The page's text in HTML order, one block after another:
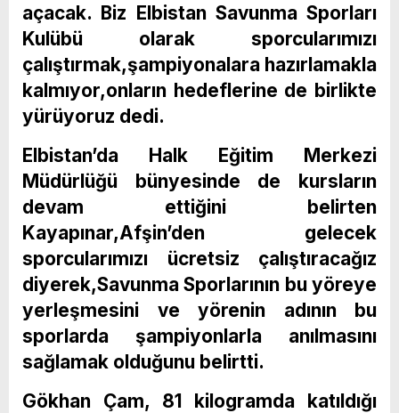
açacak. Biz Elbistan Savunma Sporları
Kulübü olarak sporcularımızı
çalıştırmak,şampiyonalara hazırlamakla
kalmıyor,onların hedeflerine de birlikte
yürüyoruz dedi.
Elbistan’da Halk Eğitim Merkezi
Müdürlüğü bünyesinde de kursların
devam ettiğini belirten
Kayapınar,Afşin’den gelecek
sporcularımızı ücretsiz çalıştıracağız
diyerek,Savunma Sporlarının bu yöreye
yerleşmesini ve yörenin adının bu
sporlarda şampiyonlarla anılmasını
sağlamak olduğunu belirtti.
Gökhan Çam, 81 kilogramda katıldığı